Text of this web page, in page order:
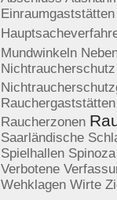
Einraumgaststätten
Mundwinkeln
Nichtraucherschutz
Rauchergaststätten
Raucherzonen
Saarländische
Spielhallen Spinoza
Verbotene
Wehklagen Wirte